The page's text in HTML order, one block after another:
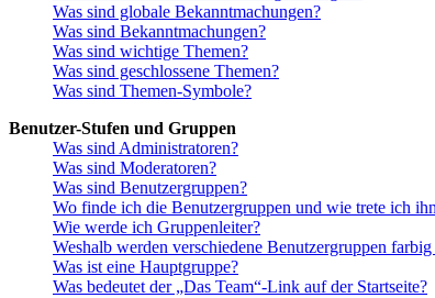
Was sind globale Bekanntmachungen?
Was sind Bekanntmachungen?
Was sind wichtige Themen?
Was sind geschlossene Themen?
Was sind Themen-Symbole?
Benutzer-Stufen und Gruppen
Was sind Administratoren?
Was sind Moderatoren?
Was sind Benutzergruppen?
Wo finde ich die Benutzergruppen und wie trete ich
Wie werde ich Gruppenleiter?
Weshalb werden verschiedene Benutzergruppen farbig
Was ist eine Hauptgruppe?
Was bedeutet der „Das Team“-Link auf der Startseite?